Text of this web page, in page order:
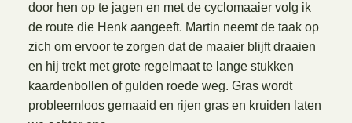
door hen op te jagen en met de cyclomaaier volg ik
de route die Henk aangeeft. Martin neemt de taak op
zich om ervoor te zorgen dat de maaier blijft draaien
en hij trekt met grote regelmaat te lange stukken
kaardenbollen of gulden roede weg. Gras wordt
probleemloos gemaaid en rijen gras en kruiden laten